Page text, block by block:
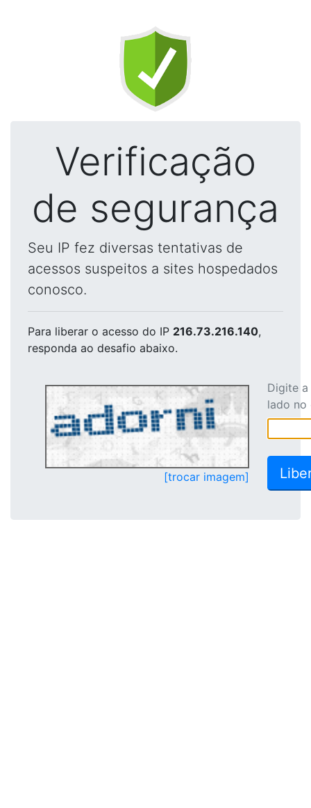
Verificação
de segurança
Seu IP fez diversas tentativas de
acessos suspeitos a sites hospedados
conosco.
Para liberar o acesso do IP 216.73.216.140,
responda ao desafio abaixo.
[trocar imagem]
Digite
lado no